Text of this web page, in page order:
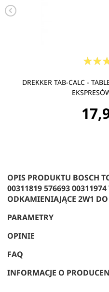
DREKKER TAB-CALC -
OPIS PRODUKTU BOSCH
00311819 576693 00311974
ODKAMIENIAJĄCE 2W1 DO
PARAMETRY
OPINIE
FAQ
INFORMACJE O